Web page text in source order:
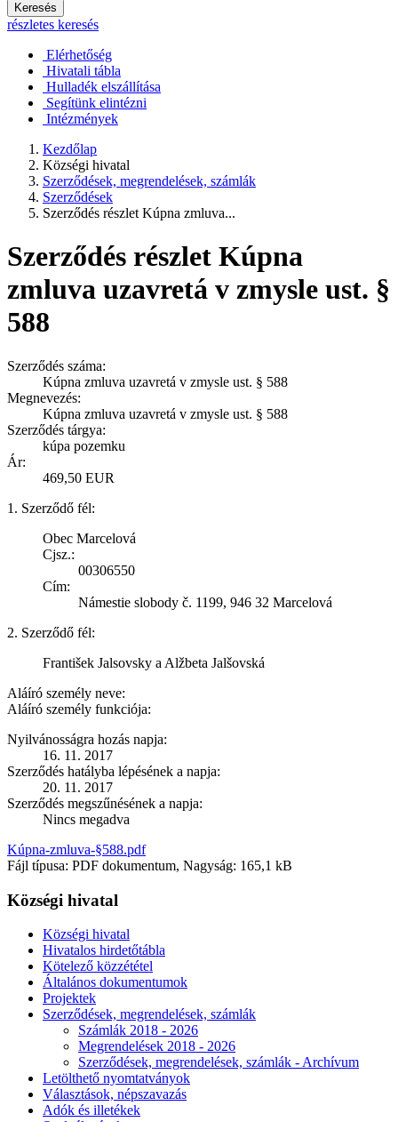
Keresés
részletes keresés
Elérhetőség
Hivatali tábla
Hulladék elszállítása
Segítünk elintézni
Intézmények
Kezdőlap
Községi hivatal
Szerződések, megrendelések, számlák
Szerződések
Szerződés részlet Kúpna zmluva...
Szerződés részlet Kúpna
zmluva uzavretá v zmysle ust. §
588
Szerződés száma:
Kúpna zmluva uzavretá v zmysle ust. § 588
Megnevezés:
Kúpna zmluva uzavretá v zmysle ust. § 588
Szerződés tárgya:
kúpa pozemku
Ár:
469,50 EUR
1. Szerződő fél:
Obec Marcelová
Cjsz.:
00306550
Cím:
Námestie slobody č. 1199, 946 32 Marcelová
2. Szerződő fél:
František Jalsovsky a Alžbeta Jalšovská
Aláíró személy neve:
Aláíró személy funkciója:
Nyilvánosságra hozás napja:
16. 11. 2017
Szerződés hatályba lépésének a napja:
20. 11. 2017
Szerződés megszűnésének a napja:
Nincs megadva
Kúpna-zmluva-§588.pdf
Fájl típusa: PDF dokumentum, Nagyság: 165,1 kB
Községi hivatal
Községi hivatal
Hivatalos hirdetőtábla
Kötelező közzététel
Általános dokumentumok
Projektek
Szerződések, megrendelések, számlák
Számlák 2018 - 2026
Megrendelések 2018 - 2026
Szerződések, megrendelések, számlák - Archívum
Letölthető nyomtatványok
Választások, népszavazás
Adók és illetékek